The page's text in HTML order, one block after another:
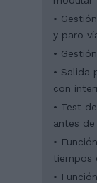
•
y paro
•
• Salida
con
• Test
antes
•
tiempos
•